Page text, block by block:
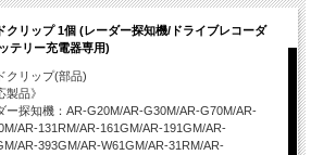
クリップ 1個 (レーダー探知機/ドライブレコーダ
テリー充電器専用)
クリップ(部品)
製品》
ー探知機：AR-G20M/AR-G30M/AR-G70M/AR-
AR-131RM/AR-161GM/AR-191GM/AR-
AR-393GM/AR-W61GM/AR-31RM/AR-